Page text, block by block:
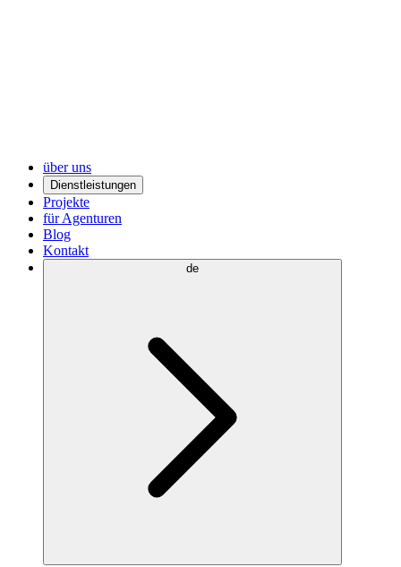
über uns
Dienstleistungen
Projekte
für Agenturen
Blog
Kontakt